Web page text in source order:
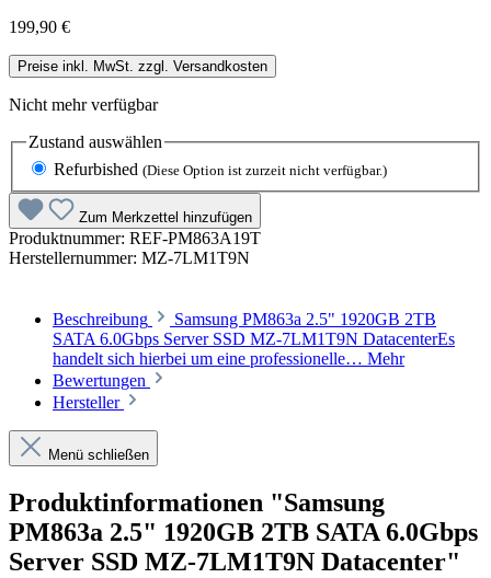
199,90 €
Preise inkl. MwSt. zzgl. Versandkosten
Nicht mehr verfügbar
Zustand auswählen
Refurbished (Diese Option ist zurzeit nicht verfügbar.)
Zum Merkzettel hinzufügen
Produktnummer: REF-PM863A19T
Herstellernummer: MZ-7LM1T9N
Beschreibung
Samsung PM863a 2.5" 1920GB 2TB
SATA 6.0Gbps Server SSD MZ-7LM1T9N DatacenterEs
handelt sich hierbei um eine professionelle… Mehr
Bewertungen
Hersteller
Menü schließen
Produktinformationen "Samsung
PM863a 2.5" 1920GB 2TB SATA 6.0Gbps
Server SSD MZ-7LM1T9N Datacenter"